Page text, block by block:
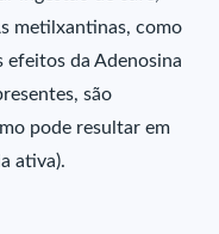
metilxantinas, como
efeitos da Adenosina
são
pode resultar em
ativa).